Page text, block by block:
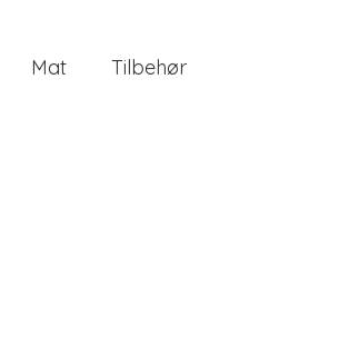
Mat Tilbehør